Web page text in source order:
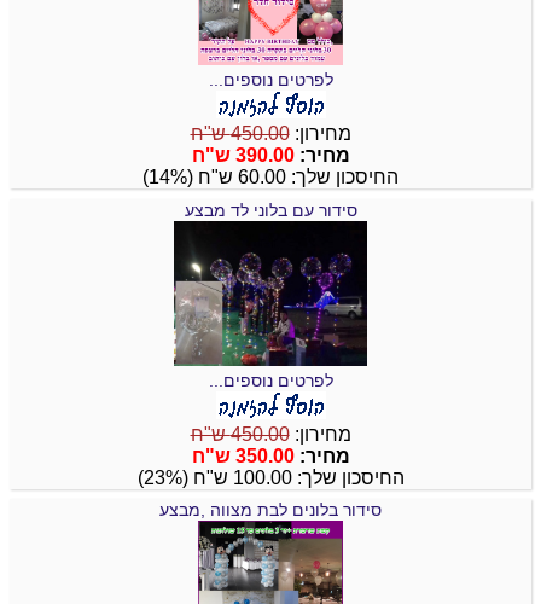
לפרטים נוספים...
מחירון:450.00 ש"ח
מחיר:390.00 ש"ח
החיסכון שלך: 60.00 ש"ח (14%)
סידור עם בלוני לד מבצע
לפרטים נוספים...
מחירון:450.00 ש"ח
מחיר:350.00 ש"ח
החיסכון שלך: 100.00 ש"ח (23%)
סידור בלונים לבת מצווה ,מבצע